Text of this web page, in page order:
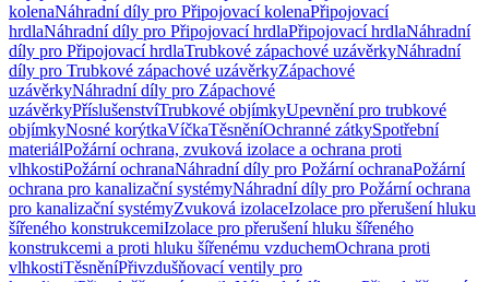
kolenaNáhradní díly pro Připojovací kolenaPřipojovací
hrdlaNáhradní díly pro Připojovací hrdlaPřipojovací hrdlaNáhradní
díly pro Připojovací hrdlaTrubkové zápachové uzávěrkyNáhradní
díly pro Trubkové zápachové uzávěrkyZápachové
uzávěrkyNáhradní díly pro Zápachové
uzávěrkyPříslušenstvíTrubkové objímkyUpevnění pro trubkové
objímkyNosné korýtkaVíčkaTěsněníOchranné zátkySpotřební
materiálPožární ochrana, zvuková izolace a ochrana proti
vlhkostiPožární ochranaNáhradní díly pro Požární ochranaPožární
ochrana pro kanalizační systémyNáhradní díly pro Požární ochrana
pro kanalizační systémyZvuková izolaceIzolace pro přerušení hluku
šířeného konstrukcemiIzolace pro přerušení hluku šířeného
konstrukcemi a proti hluku šířenému vzduchemOchrana proti
vlhkostiTěsněníPřivzdušňovací ventily pro